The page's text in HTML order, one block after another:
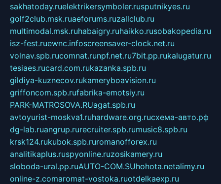
sakhatoday.ruelektrikersymboler.rusputnikyes.ru
golf2club.msk.ruaeforums.ruzallclub.ru
multimodal.msk.ruhabaigry.ruhaikko.rusobakopedia.ru
isz-fest.ruewnc.infoscreensaver-clock.net.ru
volnav.spb.rucomnat.runpf.net.ru7bit.pp.rukalugatur.ru
tesiaes.rucard.com.rukazanka.spb.ru
gildiya-kuznecov.rukameryboavision.ru
griffoncom.spb.rufabrika-emotsiy.ru
PARK-MATROSOVA.RUagat.spb.ru
avtoyurist-moskva1.ruhardware.org.ruсхема-авто.рф
dg-lab.ruangrup.rurecruiter.spb.rumusic8.spb.ru
krsk124.rukubok.spb.ruromanofforex.ru
analitikaplus.ruspyonline.ruzosikamery.ru
sloboda-ural.pp.ruAUTO-COM.SUhohota.netalimy.ru
online-z.comaromat-vostoka.ruotdelkaexp.ru